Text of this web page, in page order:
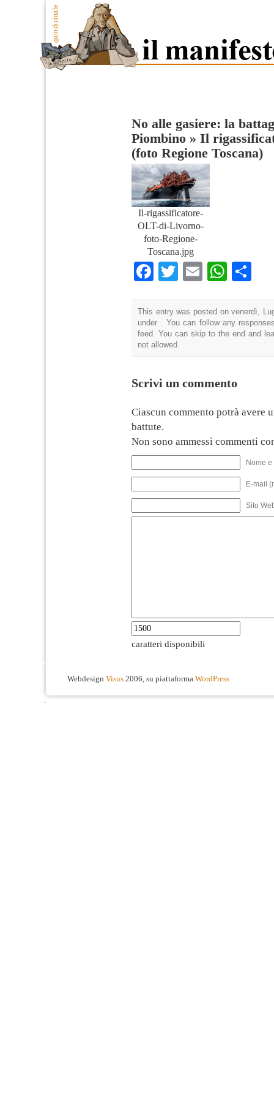
No alle gasiere: la
Piombino » Il
(foto Regione Toscana)
Il-rigassificatore-
OLT-di-Livorno-
foto-Regione-
Toscana.jpg
Facebook
TwitterEmail
This entry was posted on venerdì,
under . You can follow any
feed. You can skip to the end and
not allowed.
Scrivi un commento
Ciascun commento potrà avere
battute.
Non sono ammessi commenti
Nome
E-mail
Sito
caratteri disponibili
Webdesign Visus 2006, su piattaforma WordPress